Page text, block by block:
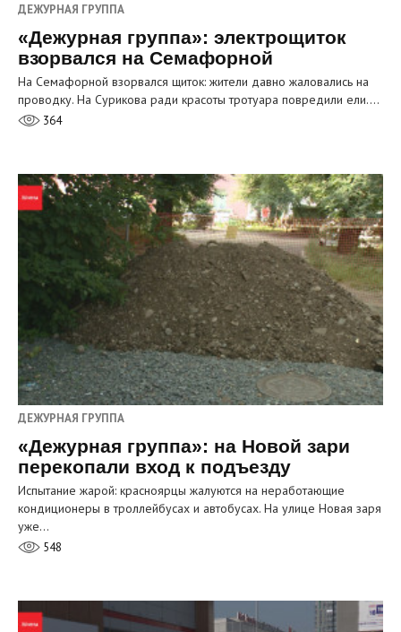
ДЕЖУРНАЯ ГРУППА
«Дежурная группа»: электрощиток
взорвался на Семафорной
На Семафорной взорвался щиток: жители давно жаловались на
проводку. На Сурикова ради красоты тротуара повредили ели.…
364
ДЕЖУРНАЯ ГРУППА
«Дежурная группа»: на Новой зари
перекопали вход к подъезду
Испытание жарой: красноярцы жалуются на неработающие
кондиционеры в троллейбусах и автобусах. На улице Новая заря
уже…
548